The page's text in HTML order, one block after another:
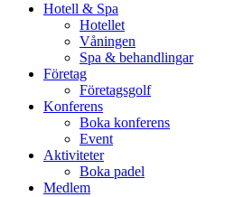
Hotell & Spa
Hotellet
Våningen
Spa & behandlingar
Företag
Företagsgolf
Konferens
Boka konferens
Event
Aktiviteter
Boka padel
Medlem